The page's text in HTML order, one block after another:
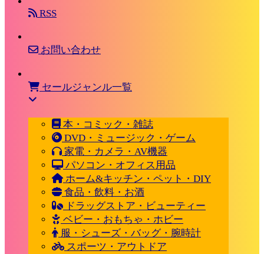
RSS
お問い合わせ
セールジャンル一覧
本・コミック・雑誌
DVD・ミュージック・ゲーム
家電・カメラ・AV機器
パソコン・オフィス用品
ホーム&キッチン・ペット・DIY
食品・飲料・お酒
ドラッグストア・ビューティー
ベビー・おもちゃ・ホビー
服・シューズ・バッグ・腕時計
スポーツ・アウトドア